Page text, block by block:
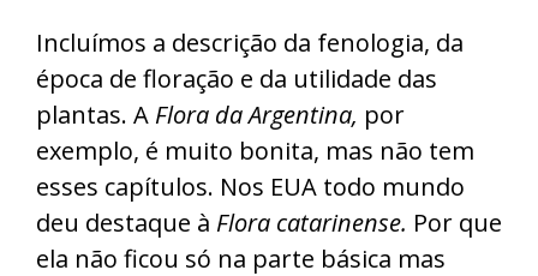
Incluímos a descrição da fenologia, da
época de floração e da utilidade das
plantas. A Flora da Argentina, por
exemplo, é muito bonita, mas não tem
esses capítulos. Nos EUA todo mundo
deu destaque à Flora catarinense. Por que
ela não ficou só na parte básica mas